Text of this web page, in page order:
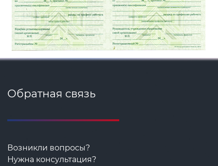
Обратная связь
Возникли вопросы?
Нужна консультация?